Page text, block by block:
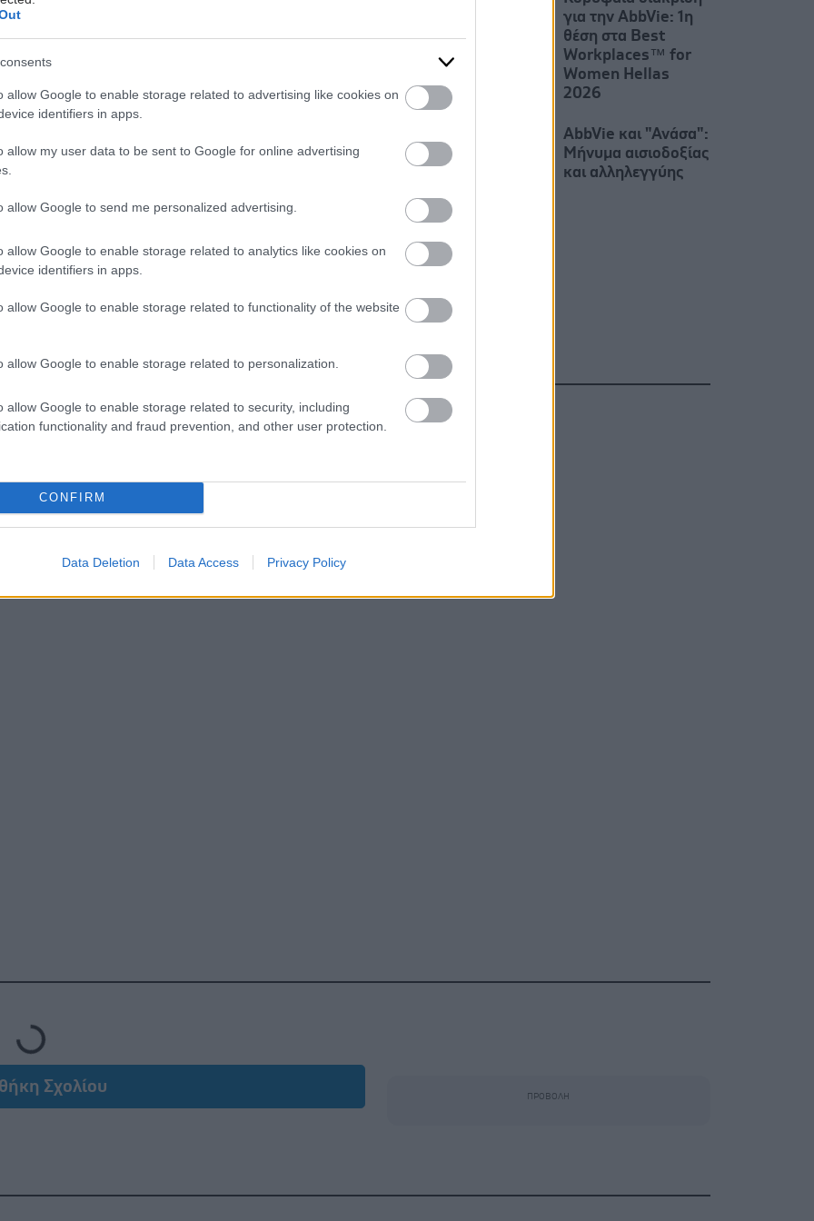
allow Google to enable storage related to advertising like cookies on
identifiers in apps.
allow my user data to be sent to Google for online advertising
allow Google to send me personalized advertising.
allow Google to enable storage related to analytics like cookies on
identifiers in apps.
allow Google to enable storage related to functionality of the website
allow Google to enable storage related to personalization.
allow Google to enable storage related to security, including
functionality and fraud prevention, and other user protection.
CONFIRM
Data Deletion Data Access Privacy Policy
Αίρεται η απαγόρευση για τη χρήση του
για την AbbVie: 1η
θέση στα Best
Workplaces™ for
Women Hellas
2026
AbbVie και "Ανάσα":
Μήνυμα αισιοδοξίας
και αλληλεγγύης
Loading...
Σχολίου